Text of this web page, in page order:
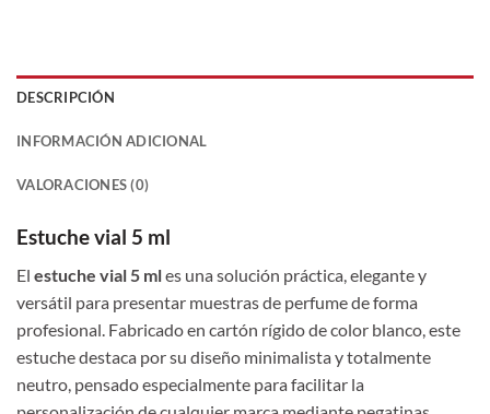
DESCRIPCIÓN
INFORMACIÓN ADICIONAL
VALORACIONES (0)
Estuche vial 5 ml
El estuche vial 5 mles una solución práctica, elegante y
versátil para presentar muestras de perfume de forma
profesional. Fabricado en cartón rígido de color blanco, este
estuche destaca por su diseño minimalista y totalmente
neutro, pensado especialmente para facilitar la